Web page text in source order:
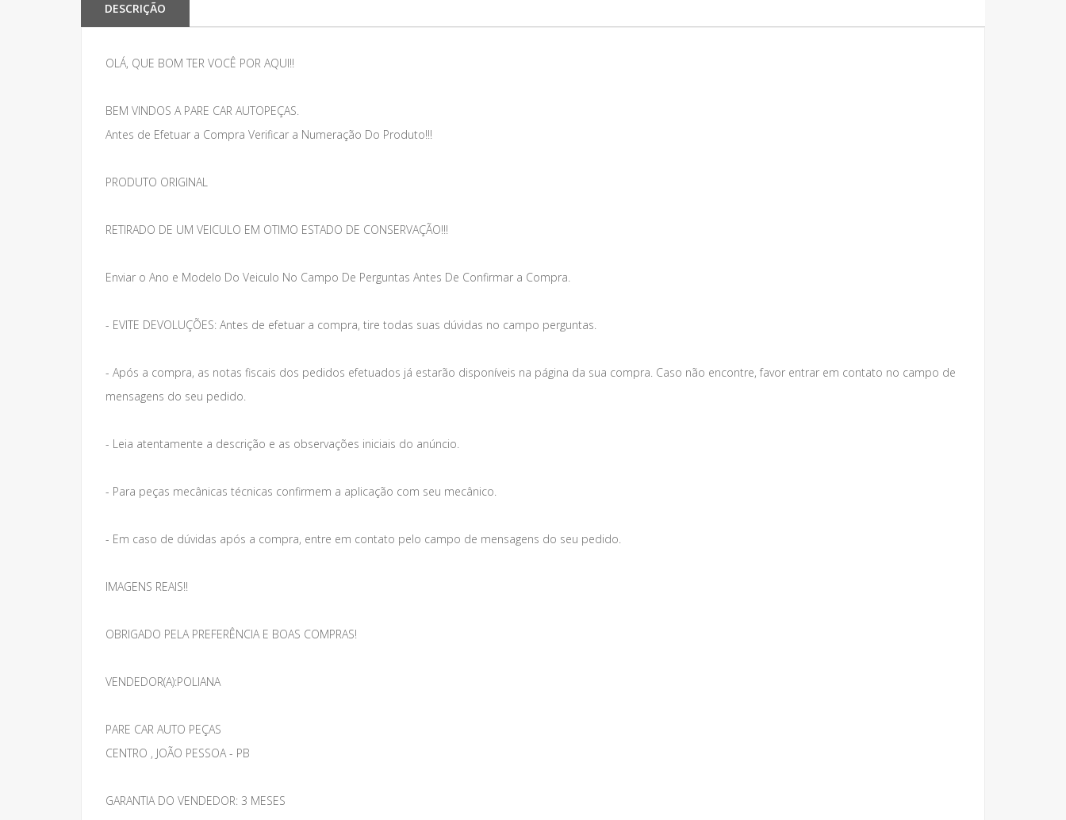
DESCRIÇÃO
OLÁ, QUE BOM TER VOCÊ POR AQUI!!
BEM VINDOS A PARE CAR AUTOPEÇAS.
Antes de Efetuar a Compra Verificar a Numeração Do Produto!!!
PRODUTO ORIGINAL
RETIRADO DE UM VEICULO EM OTIMO ESTADO DE CONSERVAÇÃO!!!
Enviar o Ano e Modelo Do Veiculo No Campo De Perguntas Antes De Confirmar a Compra.
- EVITE DEVOLUÇÕES: Antes de efetuar a compra, tire todas suas dúvidas no campo perguntas.
- Após a compra, as notas fiscais dos pedidos efetuados já estarão disponíveis na página da sua compra. Caso não encontre, favor entrar em contato no campo de
mensagens do seu pedido.
- Leia atentamente a descrição e as observações iniciais do anúncio.
- Para peças mecânicas técnicas confirmem a aplicação com seu mecânico.
- Em caso de dúvidas após a compra, entre em contato pelo campo de mensagens do seu pedido.
IMAGENS REAIS!!
OBRIGADO PELA PREFERÊNCIA E BOAS COMPRAS!
VENDEDOR(A):POLIANA
PARE CAR AUTO PEÇAS
CENTRO , JOÃO PESSOA - PB
GARANTIA DO VENDEDOR: 3 MESES